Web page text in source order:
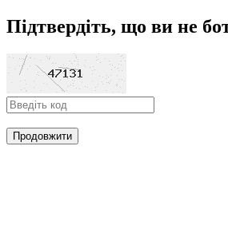
Підтвердіть, що ви не
Продовжити